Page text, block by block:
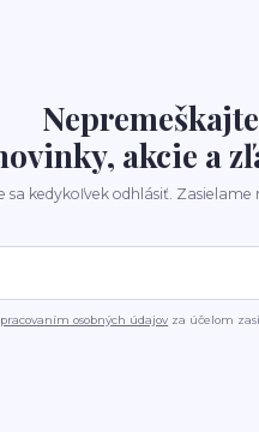
Nepremeškajte
akcie a
sa kedykoľvek odhlásiť. Zasielame
osobných údajov za účelom